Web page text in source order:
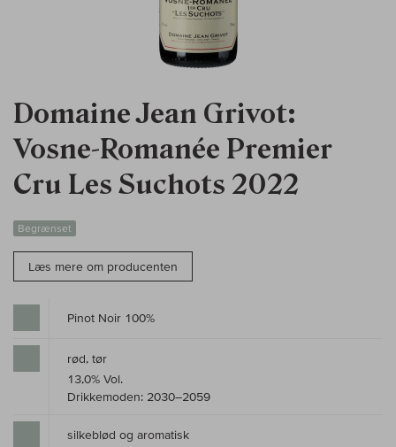
Domaine Jean Grivot:
Vosne-Romanée Premier
Cru Les Suchots 2022
Begrænset
Læs mere om producenten
Pinot Noir 100%
rød, tør
13,0% Vol.
Drikkemoden: 2030–2059
silkeblød og aromatisk